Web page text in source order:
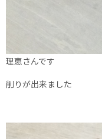
理恵さんです
削りが出来ました